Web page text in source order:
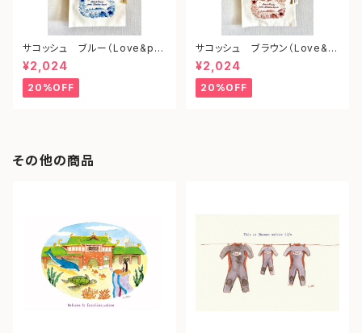
サコッシュ ブルー（Love&pe
ace from shonan)
¥2,024
20%OFF
サコッシュ ブラウン（Love&p
eace from shonan)
¥2,024
20%OFF
その他の商品